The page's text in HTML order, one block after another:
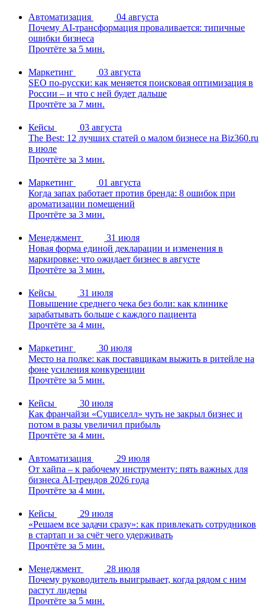
Автоматизация
04 августа
Почему AI-трансформация проваливается: типичные
ошибки бизнеса
Прочтёте за 5 мин.
Маркетинг
03 августа
SEO по-русски: как меняется поисковая оптимизация в
России – и что с ней будет дальше
Прочтёте за 7 мин.
Кейсы
03 августа
The Best: 12 лучших статей о малом бизнесе на Biz360.ru
в июле
Прочтёте за 3 мин.
Маркетинг
01 августа
Когда запах работает против бренда: 8 ошибок при
ароматизации помещений
Прочтёте за 3 мин.
Менеджмент
31 июля
Новая форма единой декларации и изменения в
маркировке: что ожидает бизнес в августе
Прочтёте за 3 мин.
Кейсы
31 июля
Повышение среднего чека без боли: как клинике
зарабатывать больше с каждого пациента
Прочтёте за 4 мин.
Маркетинг
30 июля
Место на полке: как поставщикам выжить в ритейле на
фоне усиления конкуренции
Прочтёте за 5 мин.
Кейсы
30 июля
Как франчайзи «Сушиселл» чуть не закрыл бизнес и
потом в разы увеличил прибыль
Прочтёте за 4 мин.
Автоматизация
29 июля
От хайпа – к рабочему инструменту: пять важных для
бизнеса AI-трендов 2026 года
Прочтёте за 4 мин.
Кейсы
29 июля
«Решаем все задачи сразу»: как привлекать сотрудников
в стартап и за счёт чего удерживать
Прочтёте за 5 мин.
Менеджмент
28 июля
Почему руководитель выигрывает, когда рядом с ним
растут лидеры
Прочтёте за 5 мин.